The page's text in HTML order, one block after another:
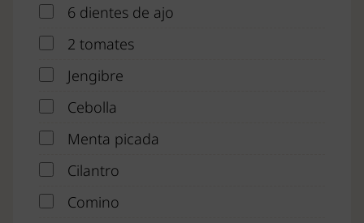
6 dientes de ajo
2 tomates
Jengibre
Cebolla
Menta picada
Cilantro
Comino